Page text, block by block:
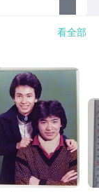
看全部